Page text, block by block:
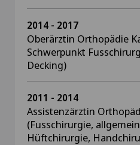
2014 - 2017
Oberärztin Orthopädie
Schwerpunkt
Decking)
2011 - 2014
Assistenzärztin
(Fusschirurgie,
Hüftchirurgie,